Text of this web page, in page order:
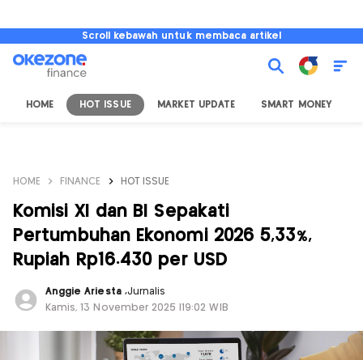
Scroll kebawah untuk membaca artikel
HOME HOT ISSUE MARKET UPDATE SMART MONEY
HOME FINANCE HOT ISSUE
Komisi XI dan BI Sepakati
Pertumbuhan Ekonomi 2026 5,33%,
Rupiah Rp16.430 per USD
Anggie Ariesta ,Jurnalis
Kamis, 13 November 2025 |19:02 WIB